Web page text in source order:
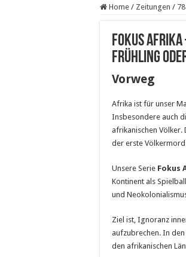
Home / Zeitungen / 78
Fokus
Frühling
Vorweg
Afrika ist für unser
Insbesondere auch
afrikanischen
der erste
Unsere Serie Fokus
Kontinent als
und
Ziel ist, Ignoranz
aufzubrechen. In
den afrikanischen